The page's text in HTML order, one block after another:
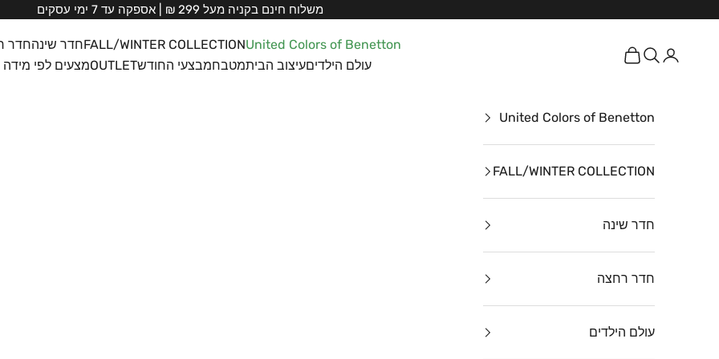
משלוח חינם בקניה מעל 299 ₪ | אספקה עד 7 ימי עסקים
United Colors of Benetton
FALL/WINTER COLLECTIONחדר שינהחדר
עולם הילדיםעיצוב הביתמטבחמבצעי החודשOUTLETמצעים לפי מידה
כניסהחיפושעגלת קניות
United Colors of Benetton
FALL/WINTER COLLECTION
חדר שינה
חדר רחצה
עולם הילדים